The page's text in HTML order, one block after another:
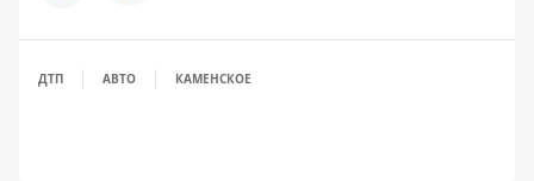
ДТП АВТО КАМЕНСКОЕ